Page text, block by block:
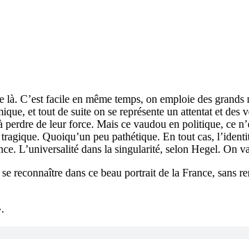
là. C’est facile en même temps, on emploie des
et tout de suite on se représente un attentat et
de leur force. Mais ce vaudou en politique, ce
Quoiqu’un peu pathétique. En tout cas,
L’universalité dans la singularité, selon Hegel. On
reconnaître dans ce beau portrait de la France,